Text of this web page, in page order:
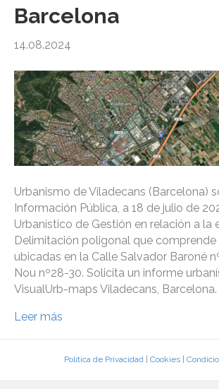
Barcelona
14.08.2024
Urbanismo de Viladecans (Barcelona)
Información Pública, a 18 de julio de
Urbanístico de Gestión en relación a la
Delimitación poligonal que comprende
ubicadas en la Calle Salvador Baroné
Nou nº28-30. Solicita un informe
VisualUrb-maps Viladecans, Barcelona.
Leer más
Política de Privacidad| Cookies|